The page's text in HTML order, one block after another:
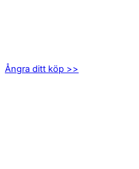
Ångra ditt köp >>